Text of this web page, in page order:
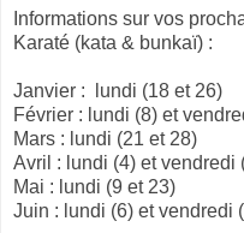
Informations sur vos
Karaté (kata & bunkaï) :
Janvier : lundi (18 et 26)
Février : lundi (8) et
Mars : lundi (21 et 28)
Avril : lundi (4) et vendredi
Mai : lundi (9 et 23)
Juin : lundi (6) et vendredi